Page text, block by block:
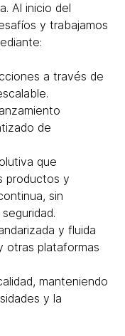
Al inicio del
y trabajamos
a través de
de
que
productos y
sin
y fluida
otras plataformas
manteniendo
y la